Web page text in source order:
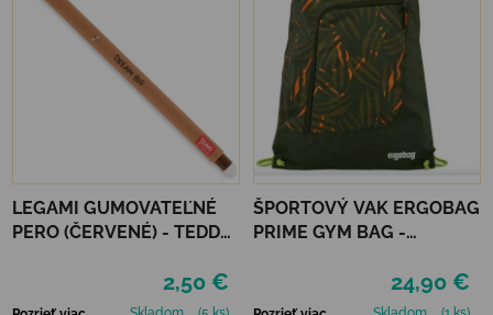
LEGAMI GUMOVATEĽNÉ
PERO (ČERVENÉ) - TEDDY
2,50 €
ŠPORTOVÝ VAK ERGOBAG
PRIME GYM BAG -
24,90 €